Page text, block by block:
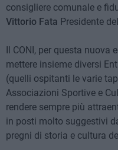
consigliere comunale e
Vittorio Fata Presidente
Il CONI, per questa nuova
mettere insieme diversi
(quelli ospitanti le varie
Associazioni Sportive e
rendere sempre più
in posti molto suggestivi
pregni di storia e cultura